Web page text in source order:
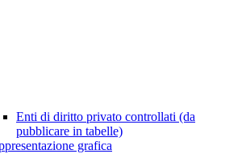
Enti di diritto privato controllati (da
pubblicare in tabelle)
grafica